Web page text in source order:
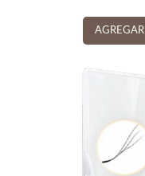
AGREGAR